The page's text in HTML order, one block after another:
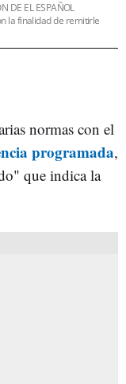
DE EL ESPAÑOL
la finalidad de remitirle
normas con el
programada,
que indica la